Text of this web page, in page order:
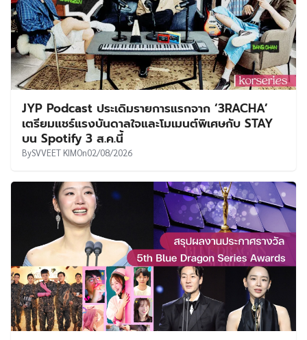
JYP Podcast ประเดิมรายการแรกจาก ‘3RACHA’
เตรียมแชร์แรงบันดาลใจและโมเมนต์พิเศษกับ STAY
บน Spotify 3 ส.ค.นี้
BySVVEET KIMOn02/08/2026